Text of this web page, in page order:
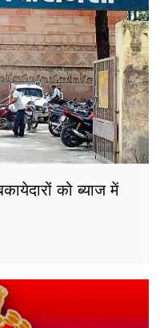
को ब्याज में